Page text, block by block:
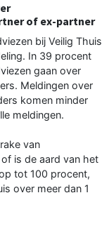
of ex-partner
bij Veilig Thuis
In 39 procent
gaan over
Meldingen over
komen minder
meldingen.
van
is de aard van het
tot 100 procent,
over meer dan 1